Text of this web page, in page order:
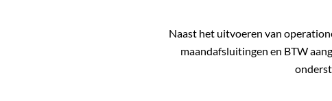
Naast het uitvoeren van
maandafsluitingen en BTW